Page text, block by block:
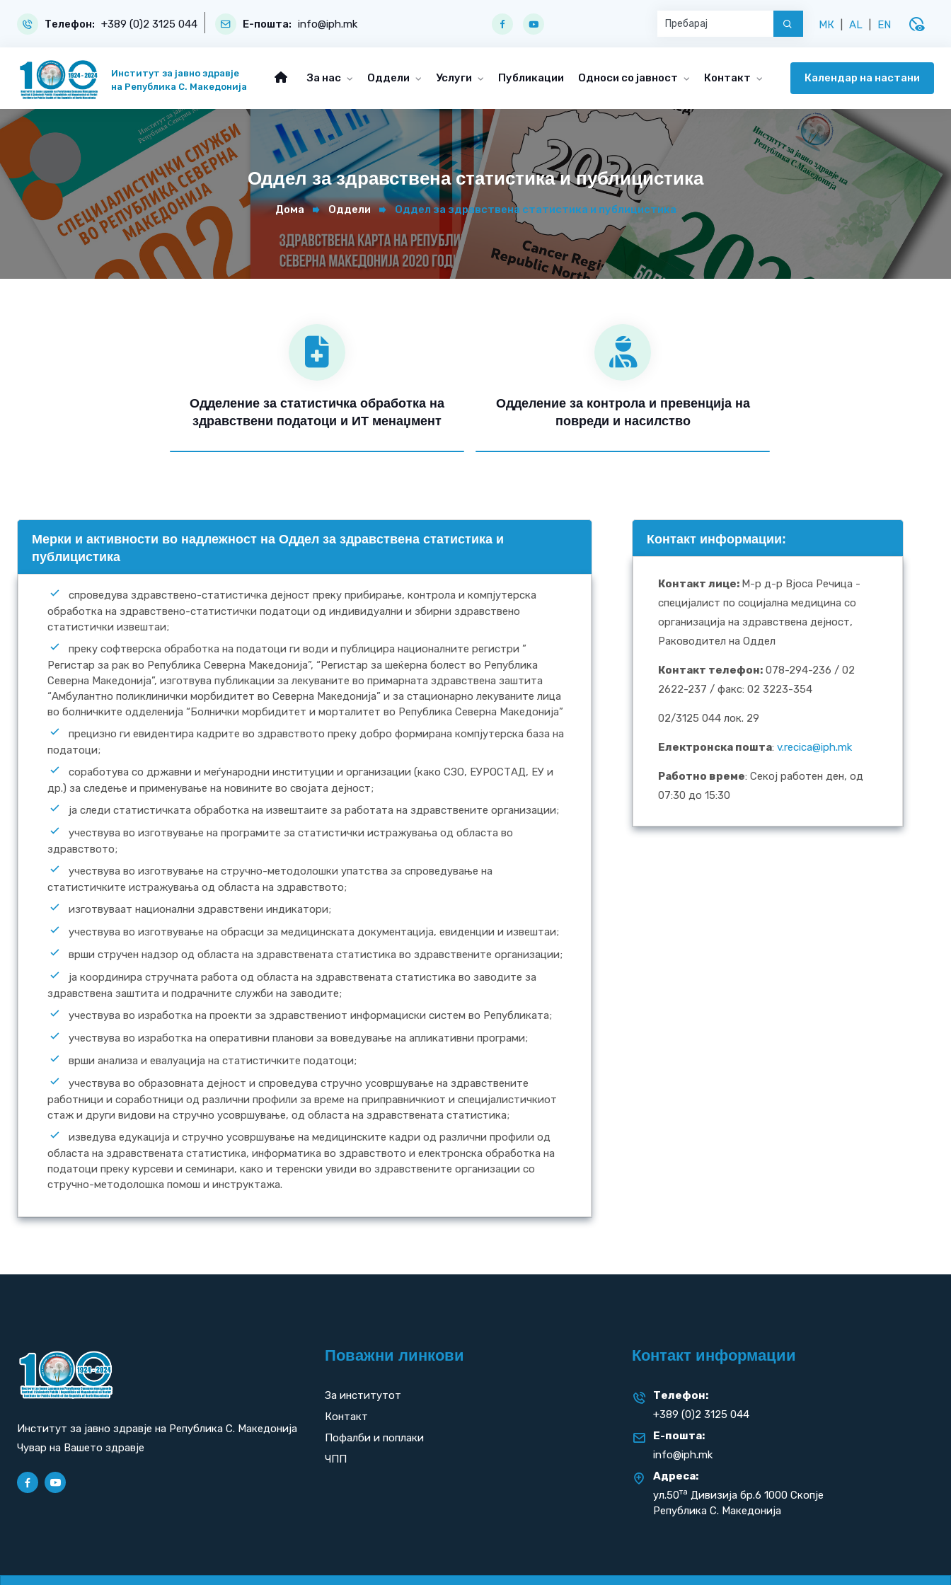
Телефон: +389 (0)2 3125 044 Е-пошта: info@iph.mk МК AL EN disabled_visible
Институт за јавно здравје
на Република С. Македонија
За нас Оддели Услуги Публикации Односи со јавност Контакт Календар на настани
Оддел за здравствена статистика и публицистика
Дома Оддели Оддел за здравствена статистика и публицистика
Одделение за статистичка обработка на
здравствени податоци и ИТ менаџмент
Одделение за контрола и превенција на
повреди и насилство
Mерки и активности во надлежност на Оддел за здравствена статистика и
публицистика
спроведува здравствено-статистичка дејност преку прибирање, контрола и компјутерска
обработка на здравствено-статистички податоци од индивидуални и збирни здравствено
статистички извештаи;
преку софтверска обработка на податоци ги води и публицира националните регистри ”
Регистар за рак во Република Северна Македонија”, “Регистар за шеќерна болест во Република
Северна Македонија”, изготвува публикации за лекуваните во примарната здравствена заштита
“Амбулантно поликлинички морбидитет во Северна Македонија” и за стационарно лекуваните лица
во болничките одделенија “Болнички морбидитет и морталитет во Република Северна Македонија”
прецизно ги евидентира кадрите во здравството преку добро формирана компјутерска база на
податоци;
соработува со државни и меѓународни институции и организации (како СЗО, ЕУРОСТАД, ЕУ и
др.) за следење и применување на новините во својата дејност;
ја следи статистичката обработка на извештаите за работата на здравствените организации;
учествува во изготвување на програмите за статистички истражувања од областа во
здравството;
учествува во изготвување на стручно-методолошки упатства за спроведување на
статистичките истражувања од областа на здравството;
изготвуваат национални здравствени индикатори;
учествува во изготвување на обрасци за медицинската документација, евиденции и извештаи;
врши стручен надзор од областа на здравствената статистика во здравствените организации;
ја координира стручната работа од областа на здравствената статистика во заводите за
здравствена заштита и подрачните служби на заводите;
учествува во изработка на проекти за здравствениот информациски систем во Републиката;
учествува во изработка на оперативни планови за воведување на апликативни програми;
врши анализа и евалуација на статистичките податоци;
учествува во образовната дејност и спроведува стручно усовршување на здравствените
работници и соработници од различни профили за време на приправничкиот и специјалистичкиот
стаж и други видови на стручно усовршување, од областа на здравствената статистика;
изведува едукација и стручно усовршување на медицинските кадри од различни профили од
областа на здравствената статистика, информатика во здравството и електронска обработка на
податоци преку курсеви и семинари, како и теренски увиди во здравствените организации со
стручно-методолошка помош и инструктажа.
Контакт информации:
Контакт лице: М-р д-р Вјоса Речица -
специјалист по социјална медицина со
организација на здравствена дејност,
Раководител на Оддел
Контакт телефон: 078-294-236 / 02
2622-237 / факс: 02 3223-354
02/3125 044 лок. 29
Електронска пошта:v.recica@iph.mk
Работно време: Секој работен ден, од
07:30 до 15:30
Институт за јавно здравје на Република С. Македонија
Чувар на Вашето здравје
Поважни линкови
За институтот
Контакт
Пофалби и поплаки
ЧПП
Контакт информации
Телефон:
+389 (0)2 3125 044
Е-пошта:
info@iph.mk
Адреса:
ул.50та Дивизија бр.6 1000 Скопје
Република С. Македонија